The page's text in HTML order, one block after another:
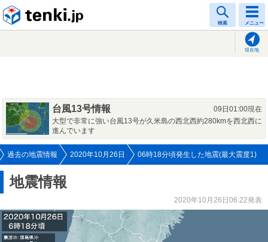
検索 メニュー
現在地
台風13号情報
09日01:00現在
大型で非常に強い台風13号が久米島の西北西約280kmを西北西に
進んでいます
過去の地震情報 2020年10月26日 06時18分頃発生した地震(最大震度1)
地震情報
2020年10月26日06:22発表